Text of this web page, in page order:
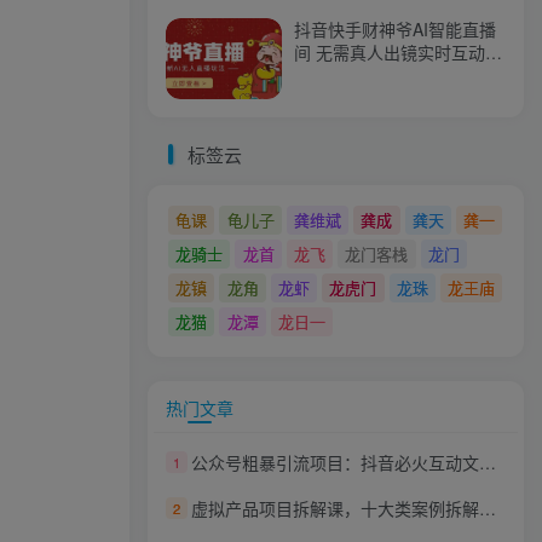
抖音快手财神爷AI智能直播
间 无需真人出镜实时互动
标签云
龟课 龟儿子 龚维斌 龚成 龚天
龚一
龙骑士
龙首 龙飞 龙门客栈
龙门
龙镇
龙角 龙虾 龙虎门 龙珠
龙王庙
龙猫
龙潭 龙日一
热门文章
1 公众号粗暴引流项目：抖音必火互动文案号，两天吸粉2W+（可持续操作）
2
虚拟产品项目拆解课，十大类案例拆解分析运营玩法